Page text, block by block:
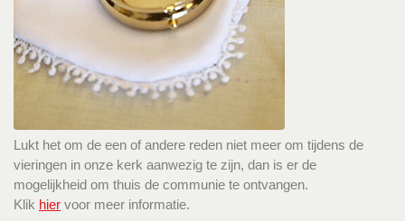
Lukt het om de een of andere reden niet meer om tijdens de
vieringen in onze kerk aanwezig te zijn, dan is er de
mogelijkheid om thuis de communie te ontvangen.
Klik hier voor meer informatie.